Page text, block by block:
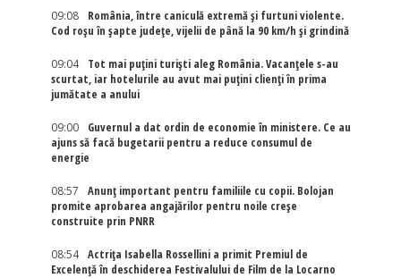
09:08
România, între caniculă extremă și furtuni violente.
Cod roșu în șapte județe, vijelii de până la 90 km/h și grindină
09:04
Tot mai puțini turiști aleg România. Vacanțele s-au
scurtat, iar hotelurile au avut mai puțini clienți în prima
jumătate a anului
09:00
Guvernul a dat ordin de economie în ministere. Ce au
ajuns să facă bugetarii pentru a reduce consumul de
energie
08:57
Anunț important pentru familiile cu copii. Bolojan
promite aprobarea angajărilor pentru noile creșe
construite prin PNRR
08:54
Actriţa Isabella Rossellini a primit Premiul de
Excelenţă în deschiderea Festivalului de Film de la Locarno